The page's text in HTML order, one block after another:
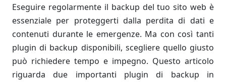
Eseguire regolarmente il backup del tuo sito web è
essenziale per proteggerti dalla perdita di dati e
contenuti durante le emergenze. Ma con così tanti
plugin di backup disponibili, scegliere quello giusto
può richiedere tempo e impegno. Questo articolo
riguarda due importanti plugin di backup in